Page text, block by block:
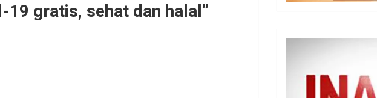
19 gratis, sehat dan halal”